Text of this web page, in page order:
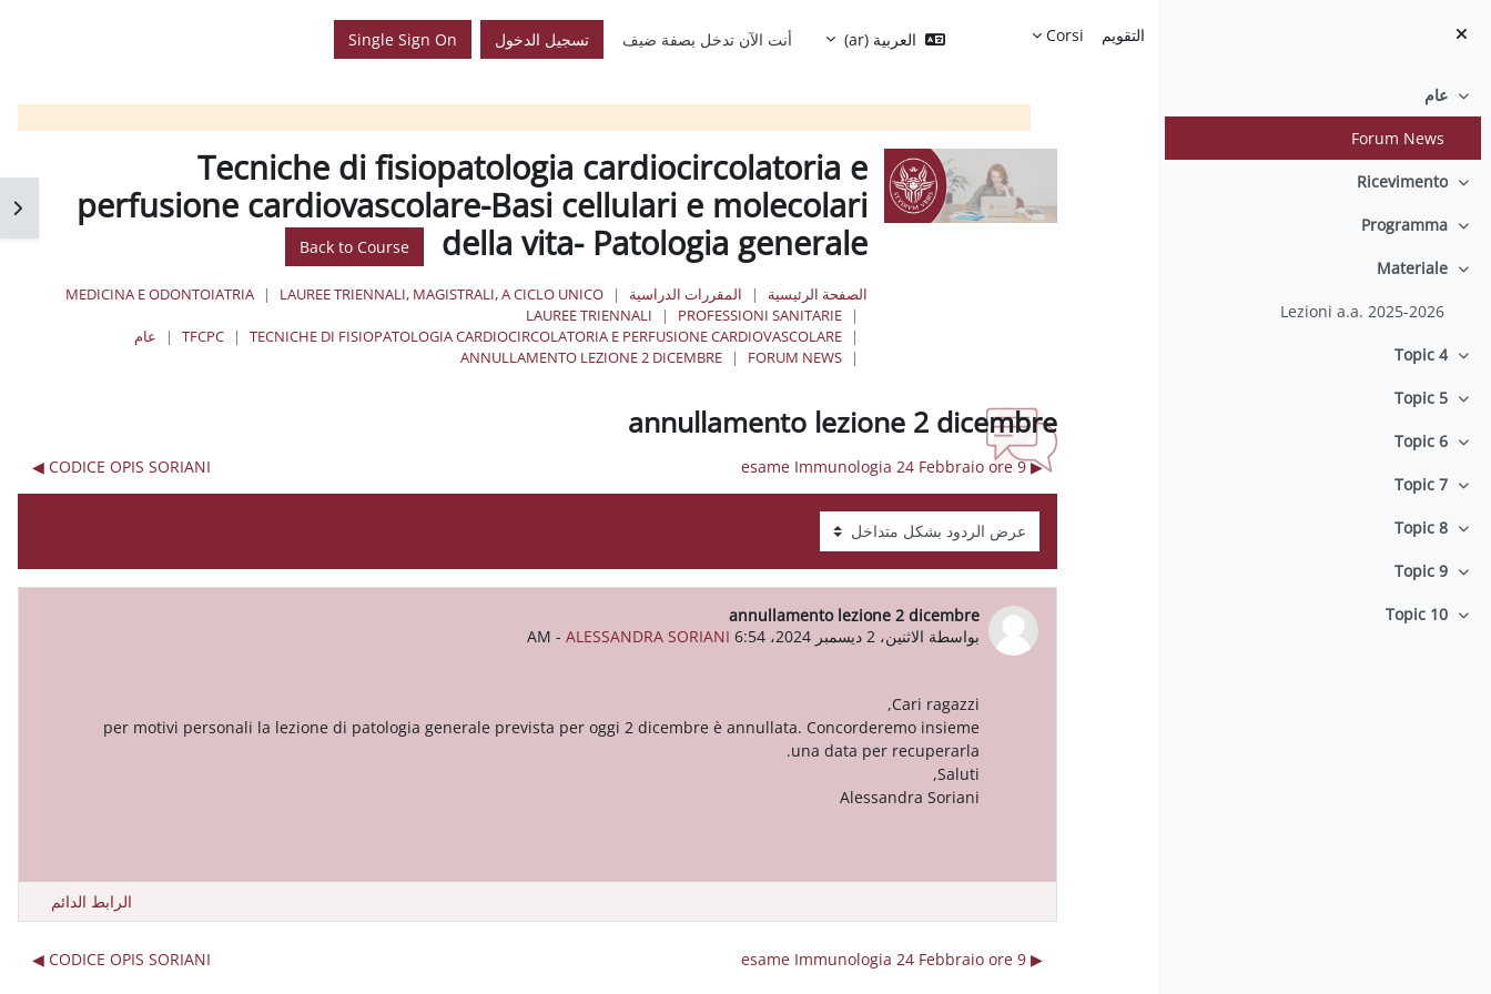
التقويم Corsi العربية ‎(ar)‎ أنت الآن تدخل بصفة ضيف تسجيل الدخول Single Sign On
طيعام
Forum News
طيRicevimento
طيProgramma
طيMateriale
Lezioni a.a. 2025-2026
طيTopic 4
طيTopic 5
طيTopic 6
طي Topic 7
طيTopic 8
طيTopic 9
طيTopic 10
Tecniche di fisiopatologia cardiocircolatoria e
perfusione cardiovascolare-Basi cellulari e molecolari
della vita- Patologia generale
Back to Course
الصفحة الرئيسية المقررات الدراسية LAUREE TRIENNALI, MAGISTRALI, A CICLO UNICO
MEDICINA E ODONTOIATRIA
PROFESSIONI SANITARIE
LAUREE TRIENNALI
TECNICHE DI FISIOPATOLOGIA CARDIOCIRCOLATORIA E PERFUSIONE CARDIOVASCOLARE
TFCPC
عام
FORUM NEWS
ANNULLAMENTO LEZIONE 2 DICEMBRE
annullamento lezione 2 dicembre
▶︎ esame Immunologia 24 Febbraio ore 9
CODICE OPIS SORIANI ◀︎
نمط العرض
annullamento lezione 2 dicembre
بواسطة الاثنين، 2 ديسمبر 2024، 6:54 AM - ALESSANDRA SORIANI
عدد الردود: 0
Cari ragazzi,
per motivi personali la lezione di patologia generale prevista per oggi 2 dicembre è annullata. Concorderemo insieme
una data per recuperarla.
Saluti,
Alessandra Soriani
الرابط الدائم
▶︎ esame Immunologia 24 Febbraio ore 9
CODICE OPIS SORIANI ◀︎